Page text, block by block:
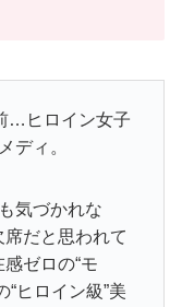
…ヒロイン女子
ディ。
気づかれな
だと思われて
ゼロの“モ
“ヒロイン級”美